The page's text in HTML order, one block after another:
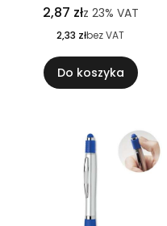
2,87 złz 23% VAT
2,33 złbez VAT
Do koszyka